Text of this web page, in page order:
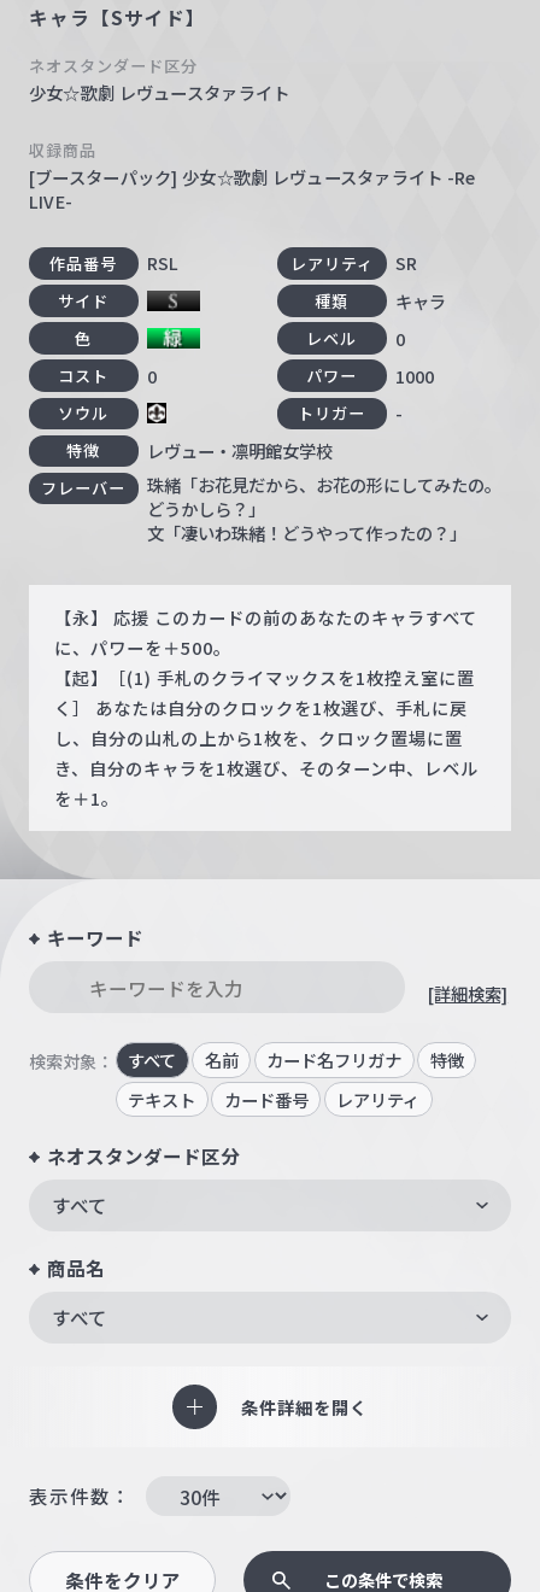
キャラ【Sサイド】
ネオスタンダード区分
少女☆歌劇 レヴュースタァライト
収録商品
[ブースターパック] 少女☆歌劇 レヴュースタァライト -Re
LIVE-
作品番号 RSL レアリティ SR
サイド 種類 キャラ
色 レベル 0
コスト 0 パワー 1000
ソウル トリガー -
特徴 レヴュー・凛明館女学校
フレーバー
珠緒「お花見だから、お花の形にしてみたの。
どうかしら？」
文「凄いわ珠緒！どうやって作ったの？」
【永】 応援 このカードの前のあなたのキャラすべて
に、パワーを＋500。
【起】［(1) 手札のクライマックスを1枚控え室に置
く］ あなたは自分のクロックを1枚選び、手札に戻
し、自分の山札の上から1枚を、クロック置場に置
き、自分のキャラを1枚選び、そのターン中、レベル
を＋1。
キーワード
[詳細検索]
検索対象： すべて 名前 カード名フリガナ
特徴
テキスト
カード番号 レアリティ
ネオスタンダード区分
すべて
商品名
すべて
条件詳細を開く
表示件数：
条件をクリア この条件で検索